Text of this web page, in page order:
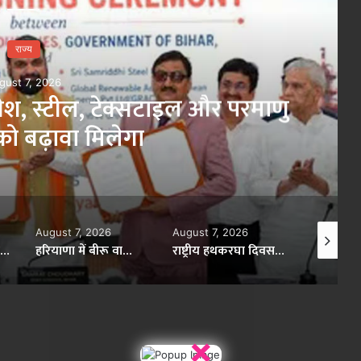
राज्य
7, 2026
स्टील, टेक्सटाइल और परमाणु
बढ़ावा मिलेगा
7 अगस्त: राष्ट्रीय हथकरघा दिवस समारोह में शामिल होंगे मुख्यमंत्री योगी आदित्यनाथ
August 7, 2026
हरियाणा में बीरू वाल्मीकि हत्याकांड के आरोपियों का एनकाउंटर, परिवार की ‘खून के बदले खून’ की मांग के बीच कार्रवाई
August 7, 2026
राष्ट्रीय हथकरघा दिवस पर सीएम योगी देंगे पुरस्कार, टेक्सटाइल पार्क समेत कई बड़ी घोषणाएं संभव
×